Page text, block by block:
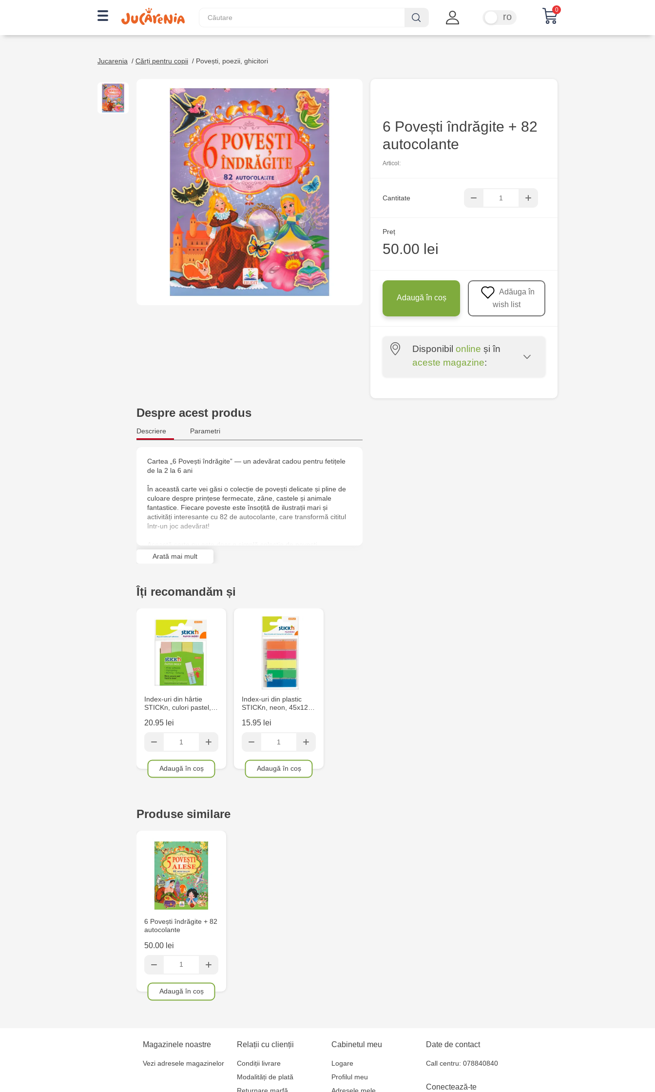
ro
0
Jucarenia / Cărți pentru copii / Povești, poezii, ghicitori
6 Povești îndrăgite + 82
autocolante
Articol:
Cantitate
Preț
50.00 lei
Adaugă în coș
wish list
Disponibil online și în
aceste magazine:
Socoleni, 7
Despre acest produs
Descriere Parametri
Cartea „6 Povești îndrăgite” — un adevărat cadou pentru fetițele
de la 2 la 6 ani
În această carte vei găsi o colecție de povești delicate și pline de
culoare despre prințese fermecate, zâne, castele și animale
fantastice. Fiecare poveste este însoțită de ilustrații mari și
activități interesante cu 82 de autocolante, care transformă cititul
într-un joc adevărat!
povești.
- Dezvoltarea limbajului, gândirii și memoriei — prin combinarea
Arată mai mult
Îți recomandăm și
Index-uri din hârtie
STICKn, culori pastel,…
20.95 lei
Adaugă în coș
Index-uri din plastic
STICKn, neon, 45x12…
15.95 lei
Adaugă în coș
Produse similare
6 Povești îndrăgite + 82
autocolante
50.00 lei
Adaugă în coș
Magazinele noastre
Vezi adresele magazinelor
Relații cu clienții
Condiții livrare
Modalități de plată
Returnare marfă
Cabinetul meu
Logare
Profilul meu
Adresele mele
Date de contact
Call centru: 078840840
Conectează-te